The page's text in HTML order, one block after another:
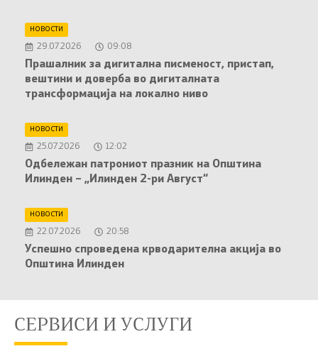
НОВОСТИ
29.07.2026 09:08
Прашалник за дигитална писменост, пристап,
вештини и доверба во дигиталната
трансформација на локално ниво
НОВОСТИ
25.07.2026 12:02
Oдбележан патрониот празник на Општина
Илинден – „Илинден 2-ри Август“
НОВОСТИ
22.07.2026 20:58
Успешно спроведена крводарителна акција во
Општина Илинден
СЕРВИСИ И УСЛУГИ